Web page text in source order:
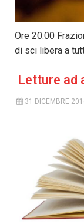
Ore 20.00
di sci libera a
Letture ad
31 DICEMBRE